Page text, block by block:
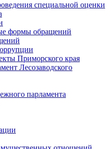
специальной оценки
формы обращений
Приморского края
Лесозаводского
парламента